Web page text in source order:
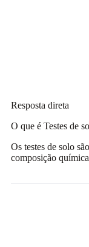
Resposta direta
O que é Testes de
Os testes de solo
composição